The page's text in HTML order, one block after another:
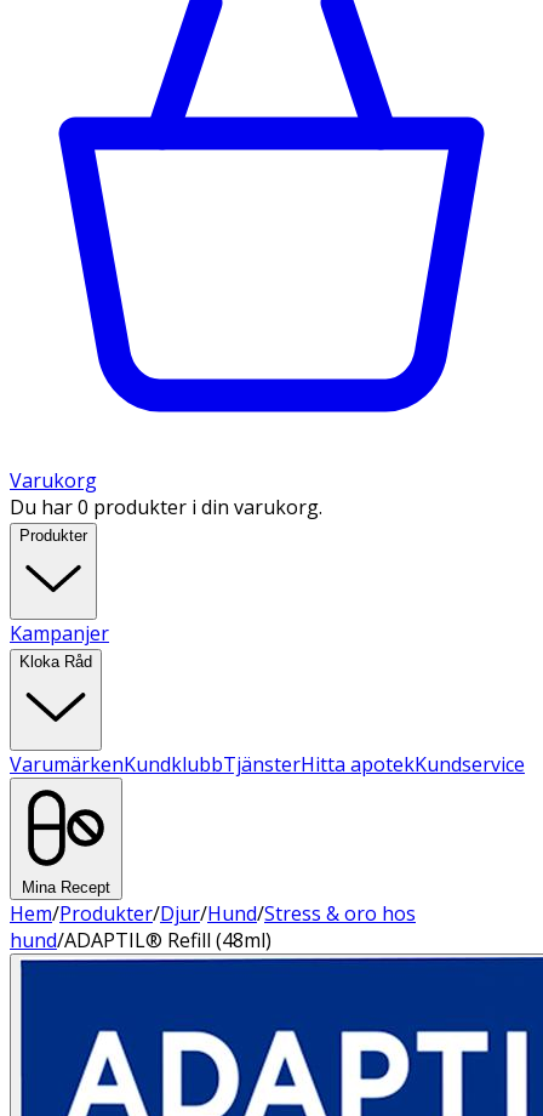
Varukorg
Du har 0 produkter i din varukorg.
Produkter
Kampanjer
Kloka Råd
VarumärkenKundklubbTjänsterHitta apotekKundservice
Mina Recept
Hem/Produkter/Djur/Hund/Stress & oro hos
hund/ADAPTIL® Refill (48ml)